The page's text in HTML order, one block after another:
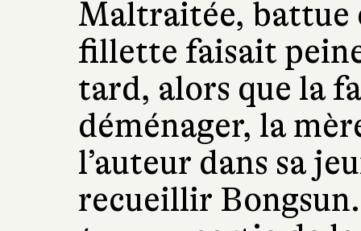
Maltraitée, battue
fillette faisait
tard, alors que la
déménager, la
l’auteur dans sa
recueillir